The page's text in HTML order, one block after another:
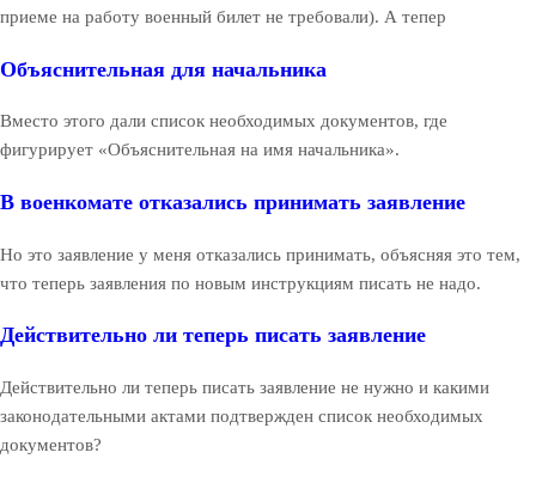
приеме на работу военный билет не требовали). А тепер
Объяснительная для начальника
Вместо этого дали список необходимых документов, где
фигурирует «Объяснительная на имя начальника».
В военкомате отказались принимать заявление
Но это заявление у меня отказались принимать, объясняя это тем,
что теперь заявления по новым инструкциям писать не надо.
Действительно ли теперь писать заявление
Действительно ли теперь писать заявление не нужно и какими
законодательными актами подтвержден список необходимых
документов?